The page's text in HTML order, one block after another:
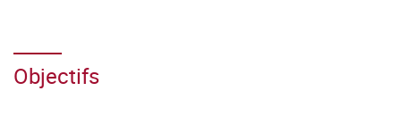
est proposée en recherche également : cursus intégré Dijon-
Mayence et Dijon-Bologne ; Erasmus+ ; universités de
Objectifs